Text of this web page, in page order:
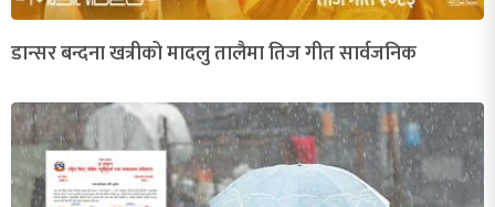
डान्सर बन्दना खत्रीको मादलु तालैमा तिज गीत सार्वजनिक